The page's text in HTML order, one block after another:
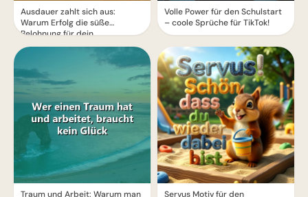
Ausdauer zahlt sich aus:
Warum Erfolg die süße
Belohnung für dein
Durchhaltevermögen ist!
Traum und Arbeit: Warum man
Volle Power für den Schulstart
– coole Sprüche für TikTok!
Servus Motiv für den